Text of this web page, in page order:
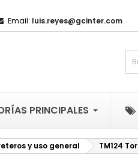
Email: luis.reyes@gcinter.com
PRINCIPALES
y uso general TM124
Mi
((label))
Debe